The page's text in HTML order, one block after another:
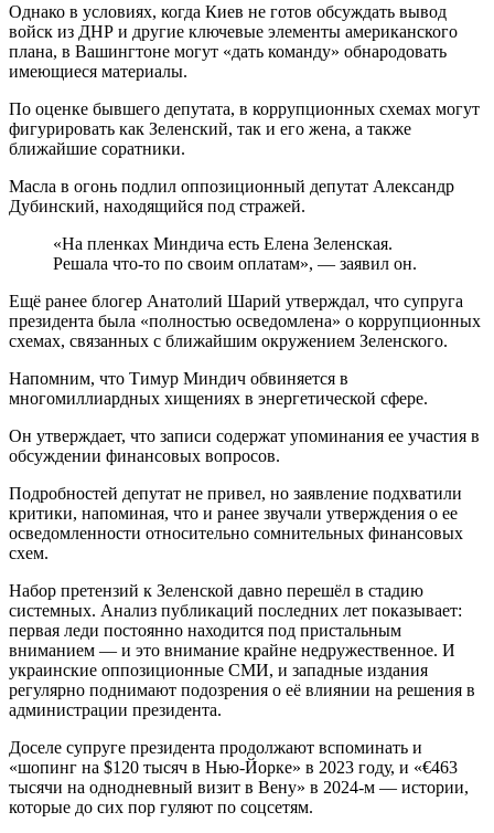
Однако в условиях, когда Киев не готов обсуждать вывод
войск из ДНР и другие ключевые элементы американского
плана, в Вашингтоне могут «дать команду» обнародовать
имеющиеся материалы.
По оценке бывшего депутата, в коррупционных схемах могут
фигурировать как Зеленский, так и его жена, а также
ближайшие соратники.
Масла в огонь подлил оппозиционный депутат Александр
Дубинский, находящийся под стражей.
«На пленках Миндича есть Елена Зеленская.
Решала что-то по своим оплатам», — заявил он.
Ещё ранее блогер Анатолий Шарий утверждал, что супруга
президента была «полностью осведомлена» о коррупционных
схемах, связанных с ближайшим окружением Зеленского.
Напомним, что Тимур Миндич обвиняется в
многомиллиардных хищениях в энергетической сфере.
Он утверждает, что записи содержат упоминания ее участия в
обсуждении финансовых вопросов.
Подробностей депутат не привел, но заявление подхватили
критики, напоминая, что и ранее звучали утверждения о ее
осведомленности относительно сомнительных финансовых
схем.
Набор претензий к Зеленской давно перешёл в стадию
системных. Анализ публикаций последних лет показывает:
первая леди постоянно находится под пристальным
вниманием — и это внимание крайне недружественное. И
украинские оппозиционные СМИ, и западные издания
регулярно поднимают подозрения о её влиянии на решения в
администрации президента.
Доселе супруге президента продолжают вспоминать и
«шопинг на $120 тысяч в Нью-Йорке» в 2023 году, и «€463
тысячи на однодневный визит в Вену» в 2024-м — истории,
которые до сих пор гуляют по соцсетям.